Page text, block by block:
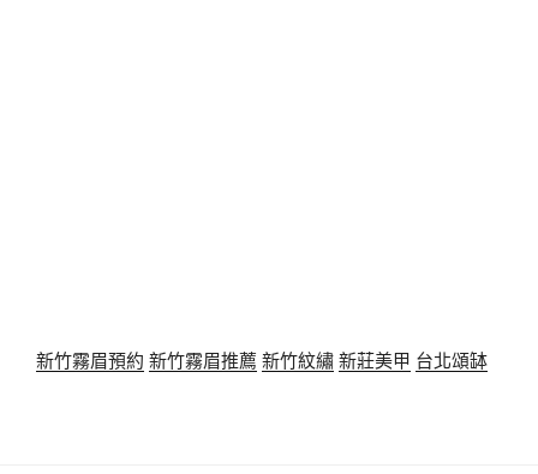
新竹霧眉預約 新竹霧眉推薦 新竹紋繡新莊美甲 台北頌缽